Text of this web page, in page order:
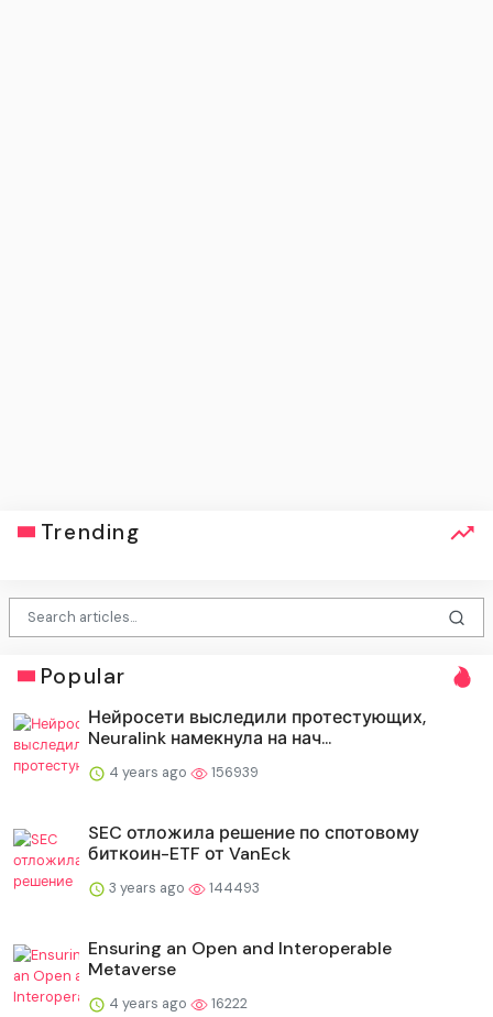
Trending
Popular
Нейросети выследили протестующих,
Neuralink намекнула на нач...
4 years ago 156939
SEC отложила решение по спотовому
биткоин-ETF от VanEck
3 years ago 144493
Ensuring an Open and Interoperable
Metaverse
4 years ago 16222